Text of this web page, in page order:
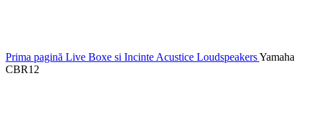
Prima pagină Live Boxe si Incinte Acustice LoudspeakersYamaha
CBR12